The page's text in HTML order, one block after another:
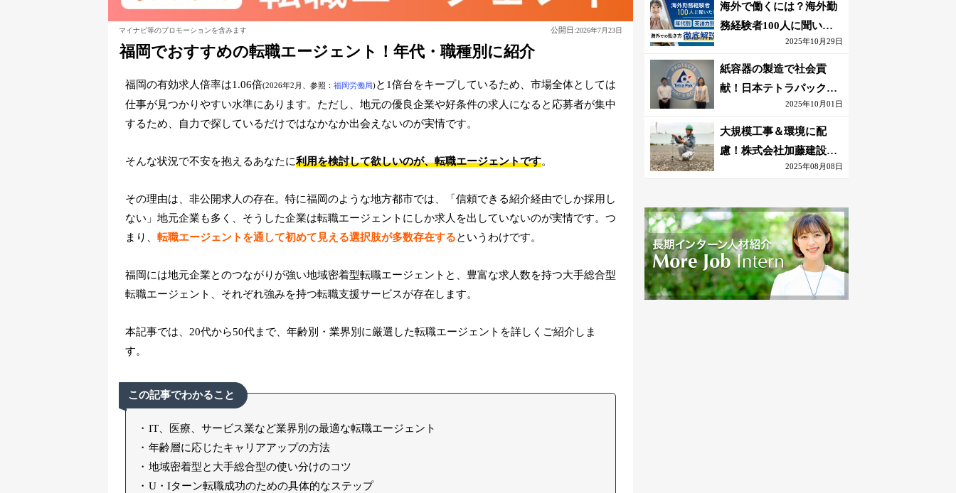
マイナビ等のプロモーションを含みます 公開日:2026年7月23日
福岡でおすすめの転職エージェント！年代・職種別に紹介
福岡の有効求人倍率は1.06倍(2026年2月、参照： 福岡労働局)と1倍台をキープしているため、市場全体としては
仕事が見つかりやすい水準にあります。ただし、地元の優良企業や好条件の求人になると応募者が集中
するため、自力で探しているだけではなかなか出会えないのが実情です。
そんな状況で不安を抱えるあなたに利用を検討して欲しいのが、転職エージェントです。
その理由は、非公開求人の存在。特に福岡のような地方都市では、「信頼できる紹介経由でしか採用し
ない」地元企業も多く、そうした企業は転職エージェントにしか求人を出していないのが実情です。つ
まり、 転職エージェントを通して初めて見える選択肢が多数存在するというわけです。
福岡には地元企業とのつながりが強い地域密着型転職エージェント と、 豊富な求人数を持つ大手総合型
転職エージェント 、それぞれ強みを持つ転職支援サービスが存在します。
本記事では、20代から50代まで、年齢別・業界別に厳選した転職エージェントを詳しくご紹介しま
す。
この記事でわかること
IT、医療、サービス業など業界別の最適な転職エージェント
年齢層に応じたキャリアアップの方法
地域密着型と大手総合型の使い分けのコツ
U・Iターン転職成功のための具体的なステップ
海外で働くには？海外勤
務経験者100人に聞いた
おすすめ職種｜英語話せ
ないOK求人はある？
2025年10月29日
紙容器の製造で社会貢
献！日本テトラパック株
式会社のグローバルな環
境
2025年10月01日
大規模工事＆環境に配
慮！株式会社加藤建設の
若手が語る現場監督の働
2025年08月08日